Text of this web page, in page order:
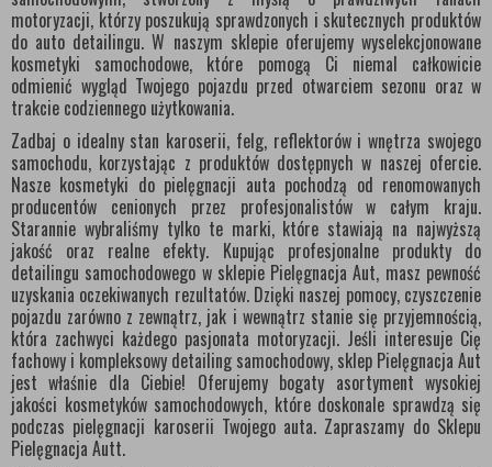
motoryzacji, którzy poszukują sprawdzonych i skutecznych produktów
do auto detailingu. W naszym sklepie oferujemy wyselekcjonowane
kosmetyki samochodowe, które pomogą Ci niemal całkowicie
odmienić wygląd Twojego pojazdu przed otwarciem sezonu oraz w
trakcie codziennego użytkowania.
Zadbaj o idealny stan karoserii, felg, reflektorów i wnętrza swojego
samochodu, korzystając z produktów dostępnych w naszej ofercie.
Nasze kosmetyki do pielęgnacji auta pochodzą od renomowanych
producentów cenionych przez profesjonalistów w całym kraju.
Starannie wybraliśmy tylko te marki, które stawiają na najwyższą
jakość oraz realne efekty. Kupując profesjonalne produkty do
detailingu samochodowego w sklepie Pielęgnacja Aut, masz pewność
uzyskania oczekiwanych rezultatów. Dzięki naszej pomocy, czyszczenie
pojazdu zarówno z zewnątrz, jak i wewnątrz stanie się przyjemnością,
która zachwyci każdego pasjonata motoryzacji. Jeśli interesuje Cię
fachowy i kompleksowy detailing samochodowy, sklep Pielęgnacja Aut
jest właśnie dla Ciebie! Oferujemy bogaty asortyment wysokiej
jakości kosmetyków samochodowych, które doskonale sprawdzą się
podczas pielęgnacji karoserii Twojego auta. Zapraszamy do Sklepu
Pielęgnacja Autt.